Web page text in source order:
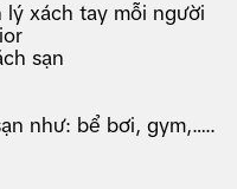
lý xách tay mỗi người
sạn
như: bể bơi, gym,…..